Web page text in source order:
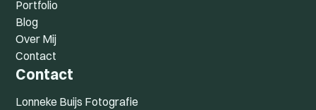
Portfolio
Blog
Over Mij
Contact
Contact
Lonneke Buijs Fotografie